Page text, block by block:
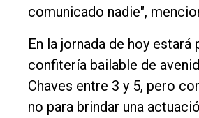
comunicado nadie",
En la jornada de hoy estará
confitería bailable de
Chaves entre 3 y 5, pero
no para brindar una